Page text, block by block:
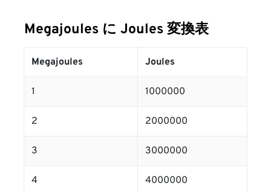
Megajoules に Joules 変換表
Megajoules Joules
1 1000000
2 2000000
3 3000000
4 4000000